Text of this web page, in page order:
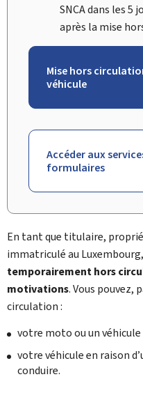
SNCA dans les 5
après la mise
Mise hors
véhicule
Accéder aux
formulaires
En tant que titulaire,
immatriculé au
temporairement hors
motivations. Vous pouvez,
circulation :
votre moto ou un
votre véhicule en raison
conduire.